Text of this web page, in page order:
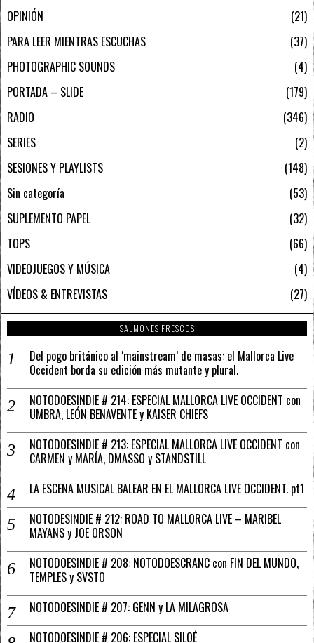
OPINIÓN
21
PARA LEER MIENTRAS ESCUCHAS
37
PHOTOGRAPHIC SOUNDS
4
PORTADA – SLIDE
179
RADIO
346
SERIES
2
SESIONES Y PLAYLISTS
148
Sin categoría
53
SUPLEMENTO PAPEL
32
TOPS
66
VIDEOJUEGOS Y MÚSICA
4
VÍDEOS & ENTREVISTAS
27
SALMONES FRESCOS
Del pogo británico al ‘mainstream’ de masas: el Mallorca Live
Occident borda su edición más mutante y plural.
NOTODOESINDIE # 214: ESPECIAL MALLORCA LIVE OCCIDENT con
UMBRA, LEÓN BENAVENTE y KAISER CHIEFS
NOTODOESINDIE # 213: ESPECIAL MALLORCA LIVE OCCIDENT con
CARMEN y MARÍA, DMASSO y STANDSTILL
LA ESCENA MUSICAL BALEAR EN EL MALLORCA LIVE OCCIDENT. pt1
NOTODESINDIE # 212: ROAD TO MALLORCA LIVE – MARIBEL
MAYANS y JOE ORSON
NOTODOESINDIE # 208: NOTODOESCRANC con FIN DEL MUNDO,
TEMPLES y SVSTO
NOTODOESINDIE # 207: GENN y LA MILAGROSA
NOTODOESINDIE # 206: ESPECIAL SILOÉ